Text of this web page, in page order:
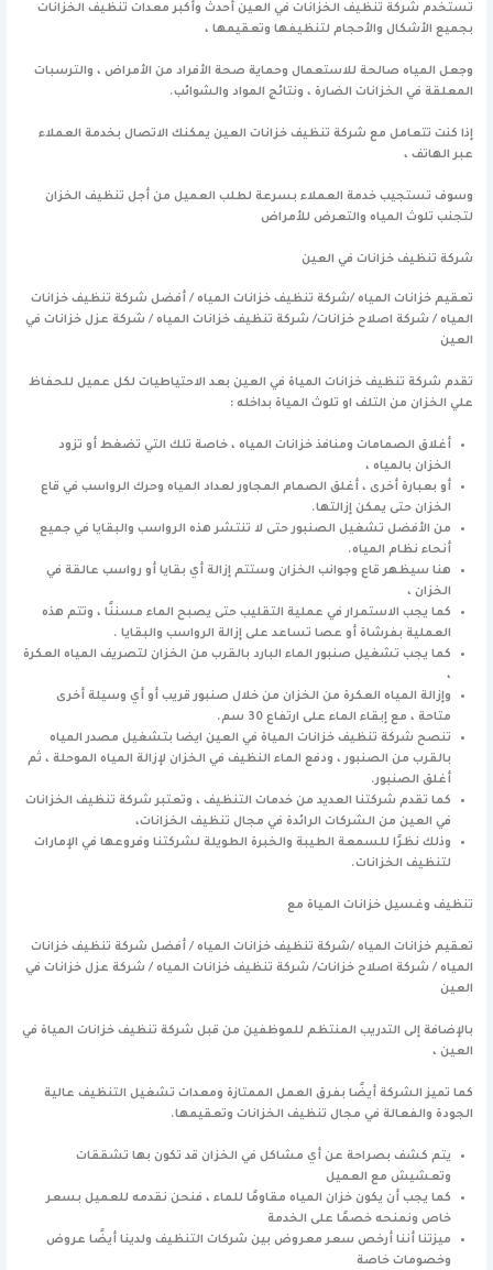
تستخدم شركة تنظيف الخزانات في العين أحدث وأكبر معدات تنظيف الخزانات
بجميع الأشكال والأحجام لتنظيفها وتعقيمها ،
وجعل المياه صالحة للاستعمال وحماية صحة الأفراد من الأمراض ، والترسبات
المعلقة في الخزانات الضارة ، ونتائج المواد والشوائب.
إذا كنت تتعامل مع شركة تنظيف خزانات العين يمكنك الاتصال بخدمة العملاء
عبر الهاتف ،
وسوف تستجيب خدمة العملاء بسرعة لطلب العميل من أجل تنظيف الخزان
لتجنب تلوث المياه والتعرض للأمراض
شركة تنظيف خزانات في العين
تعقيم خزانات المياه /شركة تنظيف خزانات المياه / أفضل شركة تنظيف خزانات
المياه / شركة اصلاح خزانات/ شركة تنظيف خزانات المياه / شركة عزل خزانات في
العين
تقدم شركة تنظيف خزانات المياة في العين بعد الاحتياطيات لكل عميل للحفاظ
علي الخزان من التلف او تلوث المياة بداخله :
أغلاق الصمامات ومنافذ خزانات المياه ، خاصة تلك التي تضغط أو تزود
الخزان بالمياه ،
أو بعبارة أخرى ، أغلق الصمام المجاور لعداد المياه وحرك الرواسب في قاع
الخزان حتى يمكن إزالتها.
من الأفضل تشغيل الصنبور حتى لا تنتشر هذه الرواسب والبقايا في جميع
أنحاء نظام المياه.
هنا سيظهر قاع وجوانب الخزان وستتم إزالة أي بقايا أو رواسب عالقة في
الخزان ،
كما يجب الاستمرار في عملية التقليب حتى يصبح الماء مسننًا ، وتتم هذه
العملية بفرشاة أو عصا تساعد على إزالة الرواسب والبقايا .
كما يجب تشغيل صنبور الماء البارد بالقرب من الخزان لتصريف المياه العكرة
،
وإزالة المياه العكرة من الخزان من خلال صنبور قريب أو أي وسيلة أخرى
متاحة ، مع إبقاء الماء على ارتفاع 30 سم.
تنصح شركة تنظيف خزانات المياة في العين ايضا بتشغيل مصدر المياه
بالقرب من الصنبور ، ودفع الماء النظيف في الخزان لإزالة المياه الموحلة ، ثم
أغلق الصنبور.
كما تقدم شركتنا العديد من خدمات التنظيف ، وتعتبر شركة تنظيف الخزانات
في العين من الشركات الرائدة في مجال تنظيف الخزانات،
وذلك نظرًا للسمعة الطيبة والخبرة الطويلة لشركتنا وفروعها في الإمارات
لتنظيف الخزانات.
تنظيف وغسيل خزانات المياة مع
تعقيم خزانات المياه /شركة تنظيف خزانات المياه / أفضل شركة تنظيف خزانات
المياه / شركة اصلاح خزانات/ شركة تنظيف خزانات المياه / شركة عزل خزانات في
العين
بالإضافة إلى التدريب المنتظم للموظفين من قبل شركة تنظيف خزانات المياة في
العين ،
كما تميز الشركة أيضًا بفرق العمل الممتازة ومعدات تشغيل التنظيف عالية
الجودة والفعالة في مجال تنظيف الخزانات وتعقيمها.
يتم كشف بصراحة عن أي مشاكل في الخزان قد تكون بها تشققات
وتعشيش مع العميل
كما يجب أن يكون خزان المياه مقاومًا للماء ، فنحن نقدمه للعميل بسعر
خاص ونمنحه خصمًا على الخدمة
ميزتنا أننا أرخص سعر معروض بين شركات التنظيف ولدينا أيضًا عروض
وخصومات خاصة